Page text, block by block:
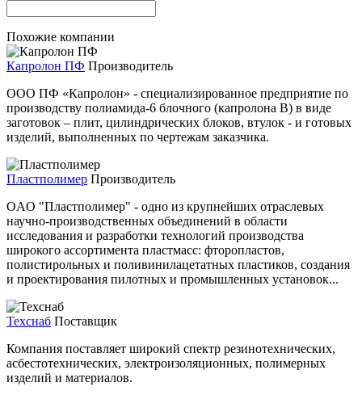
Похожие компании
Капролон ПФ Производитель
ООО ПФ «Капролон» - специализированное предприятие по
производству полиамида-6 блочного (капролона В) в виде
заготовок – плит, цилиндрических блоков, втулок - и готовых
изделий, выполненных по чертежам заказчика.
Пластполимер Производитель
OAO "Пластполимер" - одно из крупнейших отраслевых
научно-производственных объединений в области
исследования и разработки технологий производства
широкого ассортимента пластмасс: фторопластов,
полистирольных и поливинилацетатных пластиков, создания
и проектирования пилотных и промышленных установок...
Техснаб Поставщик
Компания поставляет широкий спектр резинотехнических,
асбестотехнических, электроизоляционных, полимерных
изделий и материалов.